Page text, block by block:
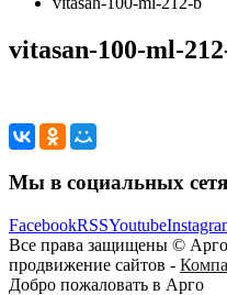
vitasan-100-ml-
Мы в социальных
FacebookRSSYoutube
Все права защищены ©
продвижение сайтов -
Добро пожаловать в Арго